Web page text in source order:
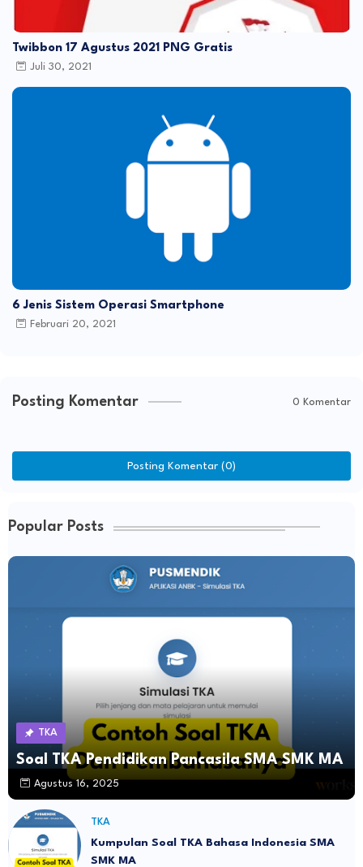
Twibbon 17 Agustus 2021 PNG Gratis
Juli 30, 2021
6 Jenis Sistem Operasi Smartphone
Februari 20, 2021
Posting Komentar 0 Komentar
Posting Komentar (0)
Popular Posts
TKA
Soal TKA Pendidikan Pancasila SMA SMK MA
Agustus 16, 2025
TKA
Kumpulan Soal TKA Bahasa Indonesia SMA
SMK MA